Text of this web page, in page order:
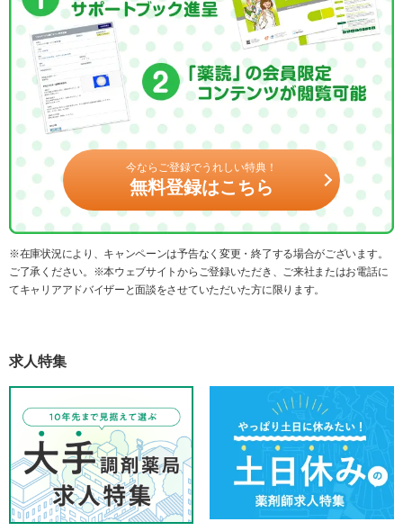
今ならご登録でうれしい特典！
無料登録はこちら
※在庫状況により、キャンペーンは予告なく変更・終了する場合がございます。
ご了承ください。※本ウェブサイトからご登録いただき、ご来社またはお電話に
てキャリアアドバイザーと面談をさせていただいた方に限ります。
求人特集